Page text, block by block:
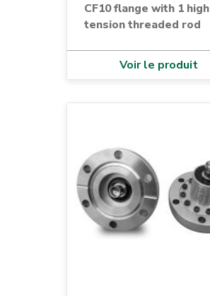
CF10 flange with 1 high
tension threaded rod
Voir le produit